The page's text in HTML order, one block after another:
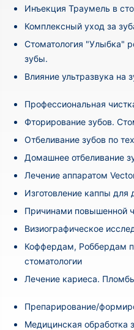
Инъекция Траумель в
Комплексный уход за
Стоматология "Улыбка"
зубы.
Влияние ультразвука на
Профессиональная
Фторирование зубов.
Отбеливание зубов по
Домашнее отбеливание
Лечение аппаратом
Изготовление каппы для
Причинами повышенной
Визиографическое
Коффердам, Роббердам
стоматологии
Лечение кариеса.
Препарирование/
Медицинская обработка